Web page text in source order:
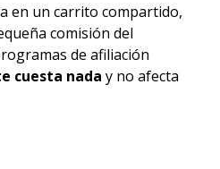
en un carrito compartido,
comisión del
de afiliación
cuesta nada y no afecta